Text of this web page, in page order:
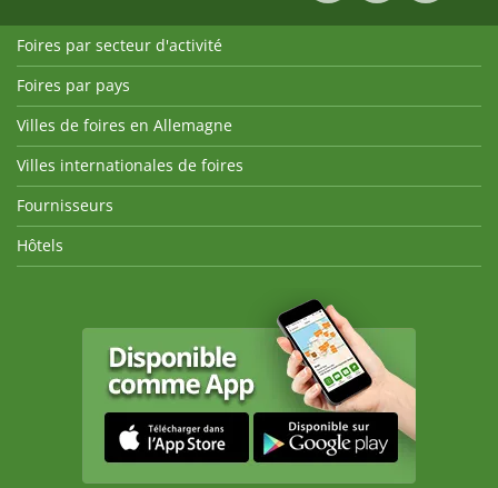
Foires par secteur d'activité
Foires par pays
Villes de foires en Allemagne
Villes internationales de foires
Fournisseurs
Hôtels